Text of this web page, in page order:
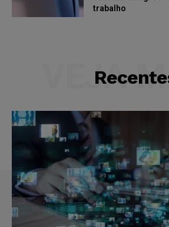
trabalho
VEJA